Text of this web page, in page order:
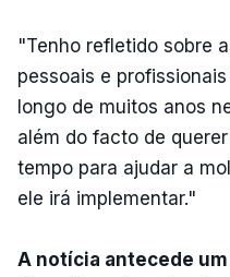
"Tenho refletido sobre
pessoais e
longo de muitos anos
além do facto de
tempo para ajudar a
ele irá implementar."
A notícia antecede